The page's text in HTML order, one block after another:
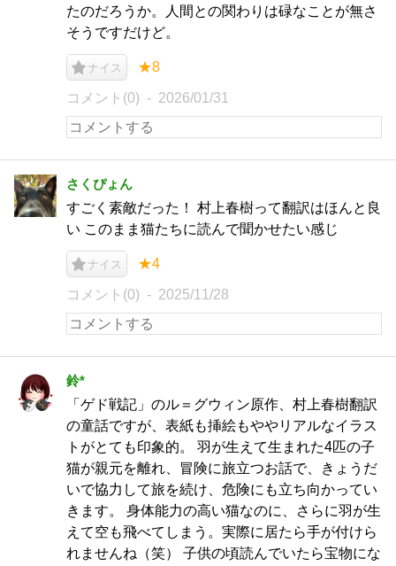
たのだろうか。人間との関わりは碌なことが無さ
そうですだけど。
ナイス ★8
コメント(0) 2026/01/31
さくぴょん
すごく素敵だった！ 村上春樹って翻訳はほんと良
い このまま猫たちに読んで聞かせたい感じ
ナイス ★4
コメント(0) 2025/11/28
鈴*
「ゲド戦記」のル＝グウィン原作、村上春樹翻訳
の童話ですが、表紙も挿絵もややリアルなイラス
トがとても印象的。 羽が生えて生まれた4匹の子
猫が親元を離れ、冒険に旅立つお話で、きょうだ
いで協力して旅を続け、危険にも立ち向かってい
きます。 身体能力の高い猫なのに、さらに羽が生
えて空も飛べてしまう。実際に居たら手が付けら
れませんね（笑） 子供の頃読んでいたら宝物にな